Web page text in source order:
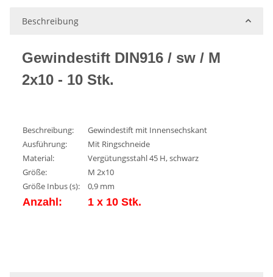
Beschreibung
Gewindestift DIN916 / sw / M
2x10 - 10 Stk.
Beschreibung:
Gewindestift mit Innensechskant
Ausführung:
Mit Ringschneide
Material:
Vergütungsstahl 45 H, schwarz
Größe:
M 2x10
Größe Inbus (s):
0,9 mm
Anzahl: 1 x 10 Stk.